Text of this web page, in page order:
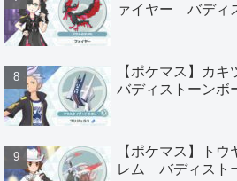
ァイヤー バディ
【ポケマス】カ
バディストーンボ
【ポケマス】トウ
レム バディスト